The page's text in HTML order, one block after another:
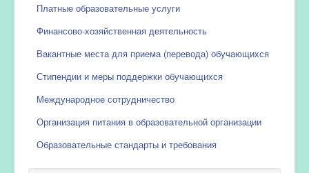
Платные образовательные услуги
Финансово-хозяйственная деятельность
Вакантные места для приема (перевода) обучающихся
Стипендии и меры поддержки обучающихся
Международное сотрудничество
Организация питания в образовательной организации
Образовательные стандарты и требования